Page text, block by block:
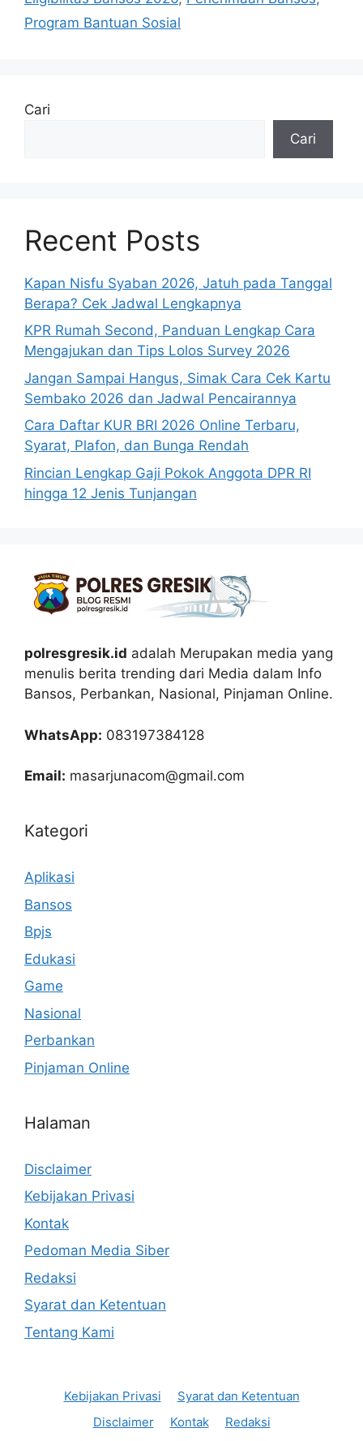
Program Bantuan Sosial
Cari
Cari
Recent Posts
Kapan Nisfu Syaban 2026, Jatuh pada Tanggal
Berapa? Cek Jadwal Lengkapnya
KPR Rumah Second, Panduan Lengkap Cara
Mengajukan dan Tips Lolos Survey 2026
Jangan Sampai Hangus, Simak Cara Cek Kartu
Sembako 2026 dan Jadwal Pencairannya
Cara Daftar KUR BRI 2026 Online Terbaru,
Syarat, Plafon, dan Bunga Rendah
Rincian Lengkap Gaji Pokok Anggota DPR RI
hingga 12 Jenis Tunjangan
polresgresik.id adalah Merupakan media yang
menulis berita trending dari Media dalam Info
Bansos, Perbankan, Nasional, Pinjaman Online.
WhatsApp: 083197384128
Email: masarjunacom@gmail.com
Kategori
Aplikasi
Bansos
Bpjs
Edukasi
Game
Nasional
Perbankan
Pinjaman Online
Halaman
Disclaimer
Kebijakan Privasi
Kontak
Pedoman Media Siber
Redaksi
Syarat dan Ketentuan
Tentang Kami
Kebijakan Privasi
Syarat dan Ketentuan
Disclaimer
Kontak
Redaksi